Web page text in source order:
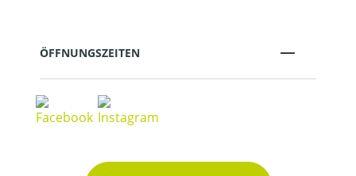
ÖFFNUNGSZEITEN